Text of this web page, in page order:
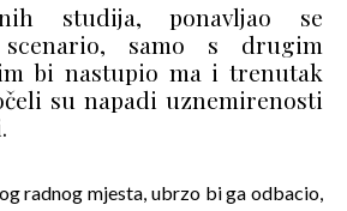
studija, ponavljao se
samo s drugim
bi nastupio ma i trenutak
su napadi uznemirenosti
radnog mjesta, ubrzo bi ga odbacio,